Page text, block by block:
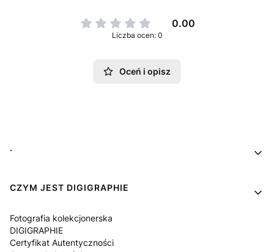
0.00
Liczba ocen: 0
Oceń i opisz
Linki w stopce
.
CZYM JEST DIGIGRAPHIE
Fotografia kolekcjonerska
DIGIGRAPHIE
Certyfikat Autentyczności